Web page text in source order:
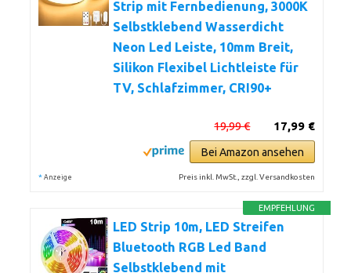
Strip mit Fernbedienung, 3000K
Selbstklebend Wasserdicht
Neon Led Leiste, 10mm Breit,
Silikon Flexibel Lichtleiste für
TV, Schlafzimmer, CRI90+
17,99 €
19,99 €
Bei Amazon ansehen
* Anzeige Preis inkl. MwSt., zzgl. Versandkosten
EMPFEHLUNG
LED Strip 10m, LED Streifen
Bluetooth RGB Led Band
Selbstklebend mit